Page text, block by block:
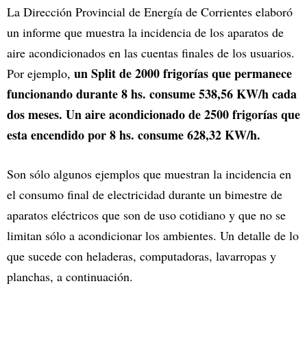
La Dirección Provincial de Energía de Corrientes elaboró
un informe que muestra la incidencia de los aparatos de
aire acondicionados en las cuentas finales de los usuarios.
Por ejemplo, un Split de 2000 frigorías que permanece
funcionando durante 8 hs. consume 538,56 KW/h cada
dos meses. Un aire acondicionado de 2500 frigorías que
esta encendido por 8 hs. consume 628,32 KW/h.
Son sólo algunos ejemplos que muestran la incidencia en
el consumo final de electricidad durante un bimestre de
aparatos eléctricos que son de uso cotidiano y que no se
limitan sólo a acondicionar los ambientes. Un detalle de lo
que sucede con heladeras, computadoras, lavarropas y
planchas, a continuación.